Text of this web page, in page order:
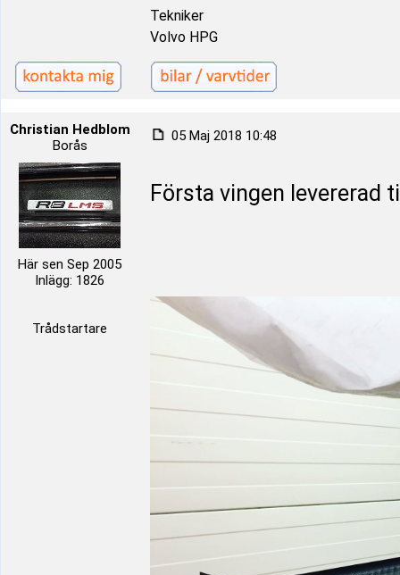
Tekniker
Volvo HPG
Christian Hedblom
Borås
Här sen Sep 2005
Inlägg: 1826
Trådstartare
05 Maj 2018 10:48
Första vingen levererad